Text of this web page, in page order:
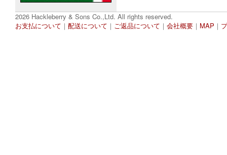
2026 Hackleberry & Sons Co.,Ltd. All rights reserved.
お支払について ｜ 配送について ｜ ご返品について ｜ 会社概要 ｜ MAP ｜